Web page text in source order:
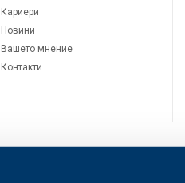
Кариери
Новини
Вашето мнение
Контакти